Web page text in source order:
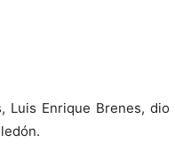
Enrique Brenes,